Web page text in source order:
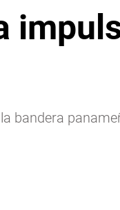
bandera